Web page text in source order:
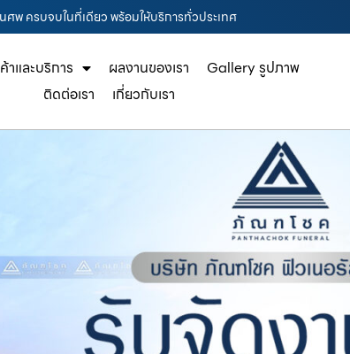
ครบจบในที่เดียว พร้อมให้บริการทั่วประเทศ
าและบริการ ผลงานของเรา
Gallery รูปภาพ
ติดต่อเรา
เกี่ยวกับเรา